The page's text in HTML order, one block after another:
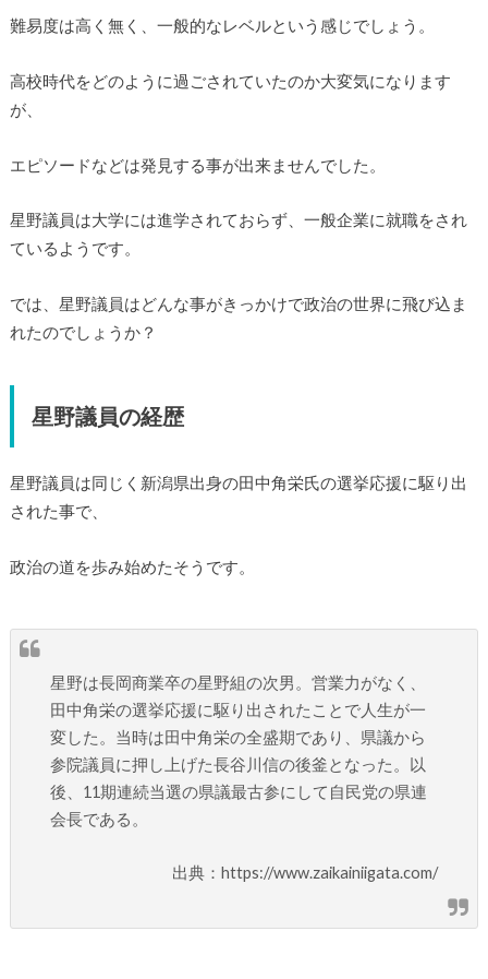
難易度は高く無く、一般的なレベルという感じでしょう。
高校時代をどのように過ごされていたのか大変気になります
が、
エピソードなどは発見する事が出来ませんでした。
星野議員は大学には進学されておらず、一般企業に就職をされ
ているようです。
では、星野議員はどんな事がきっかけで政治の世界に飛び込ま
れたのでしょうか？
星野議員の経歴
星野議員は同じく新潟県出身の田中角栄氏の選挙応援に駆り出
された事で、
政治の道を歩み始めたそうです。
星野は長岡商業卒の星野組の次男。営業力がなく、
田中角栄の選挙応援に駆り出されたことで人生が一
変した。当時は田中角栄の全盛期であり、県議から
参院議員に押し上げた長谷川信の後釜となった。以
後、11期連続当選の県議最古参にして自民党の県連
会長である。
出典：https://www.zaikainiigata.com/